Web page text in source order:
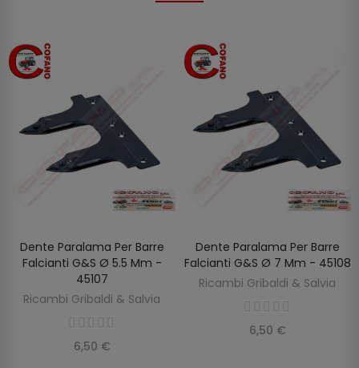
AGGIUNGI AL CARRELLO
Dente Paralama Per Barre
Falcianti G&S Ø 5.5 Mm -
45107
Ricambi Gribaldi & Salvia
6,50 €
AGGIUNGI AL CARRELLO
Dente Paralama Per Barre
Falcianti G&S Ø 7 Mm - 45108
Ricambi Gribaldi & Salvia
6,50 €